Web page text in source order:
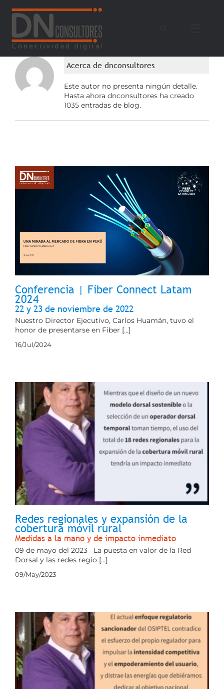
contenido
Acerca de dnconsultores
Este autor no presenta ningún detalle.
Hasta ahora dnconsultores ha creado
1035 entradas de blog.
Conferencia | Fiber Connect Latam
2024
22 y 23 de noviembre de 2022
Nuestro Director Ejecutivo, Carlos Huamán, tuvo el
honor de presentarse en Fiber [...]
16/Jul/2024
Redes regionales y expansión de la
cobertura móvil rural
Medidas a la mano y de impacto inmediato
09 de mayo del 2023 La puesta en valor de la Red
Dorsal y las redes regio [...]
09/May/2023